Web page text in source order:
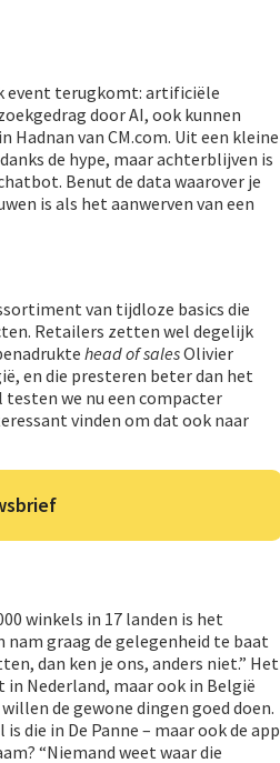
event terugkomt: artificiële
door AI, ook kunnen
van CM.com. Uit een kleine
de hype, maar achterblijven is
Benut de data waarover je
is als het aanwerven van een
van tijdloze basics die
Retailers zetten wel degelijk
head of salesOlivier
en die presteren beter dan het
we nu een compacter
vinden om dat ook naar
winkels in 17 landen is het
nam graag de gelegenheid te baat
dan ken je ons, anders niet.” Het
Nederland, maar ook in België
de gewone dingen goed doen.
die in De Panne – maar ook de app
“Niemand weet waar die